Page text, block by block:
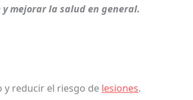
mejorar la salud en general.
y reducir el riesgo de lesiones.